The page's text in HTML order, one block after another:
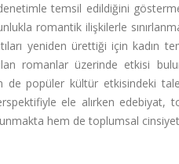
temsil edildiğini
romantik ilişkilerle
yeniden ürettiği için kadın
romanlar üzerinde etkisi
de popüler kültür etkisindeki
ele alırken edebiyat,
hem de toplumsal